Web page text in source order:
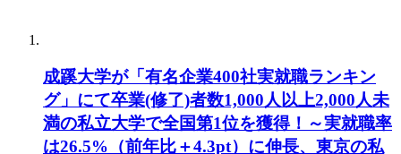
成蹊大学が「有名企業400社実就職ランキン
グ」にて卒業(修了)者数1,000人以上2,000人未
満の私立大学で全国第1位を獲得！～実就職率
は26.5%（前年比＋4.3pt）に伸長、東京の私